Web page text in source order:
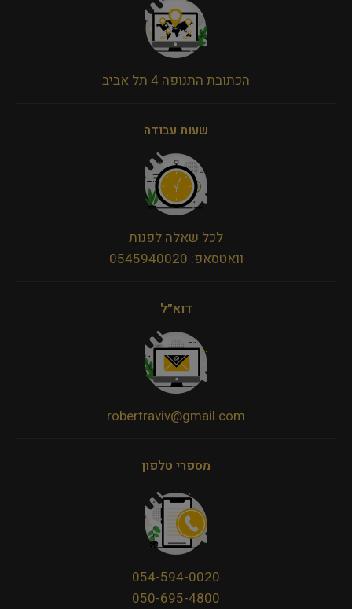
הכתובת התנופה 4 תל אביב
שעות עבודה
לכל שאלה לפנות
וואטסאפ: 0545940020
דוא״ל
robertraviv@gmail.com
מספרי טלפון
054-594-0020
050-695-4800